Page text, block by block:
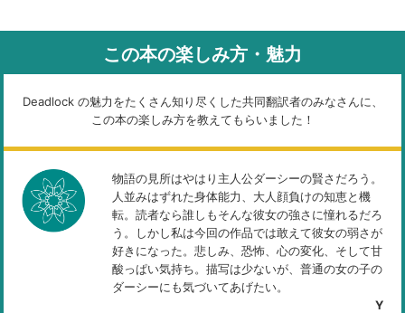
この本の楽しみ方・魅力
Deadlock の魅力をたくさん知り尽くした共同翻訳者のみなさんに、
この本の楽しみ方を教えてもらいました！
物語の見所はやはり主人公ダーシーの賢さだろう。
人並みはずれた身体能力、大人顔負けの知恵と機
転。読者なら誰しもそんな彼女の強さに憧れるだろ
う。しかし私は今回の作品では敢えて彼女の弱さが
好きになった。悲しみ、恐怖、心の変化、そして甘
酸っぱい気持ち。描写は少ないが、普通の女の子の
ダーシーにも気づいてあげたい。
Y